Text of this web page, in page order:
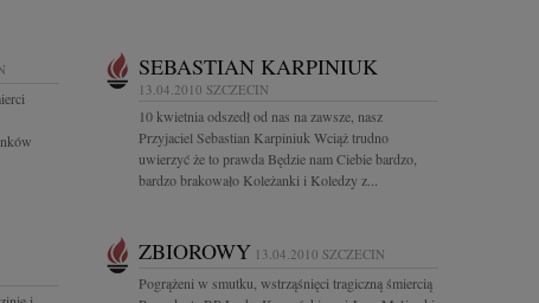
SEBASTIAN KARPINIUK
13.04.2010 SZCZECIN
10 kwietnia odszedł od nas na zawsze, nasz
Przyjaciel Sebastian Karpiniuk Wciąż trudno
uwierzyć że to prawda Będzie nam Ciebie bardzo,
bardzo brakowało Koleżanki i Koledzy z...
ZBIOROWY 13.04.2010 SZCZECIN
Pogrążeni w smutku, wstrząśnięci tragiczną śmiercią